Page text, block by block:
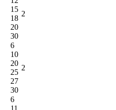
15
18
20
30
2
6
10
20
25
27
30
2
6
11